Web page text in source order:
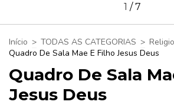
1 /7
Início > TODAS AS CATEGORIAS >
Quadro De Sala Mae E Filho Jesus Deus
Quadro De Sala
Jesus Deus